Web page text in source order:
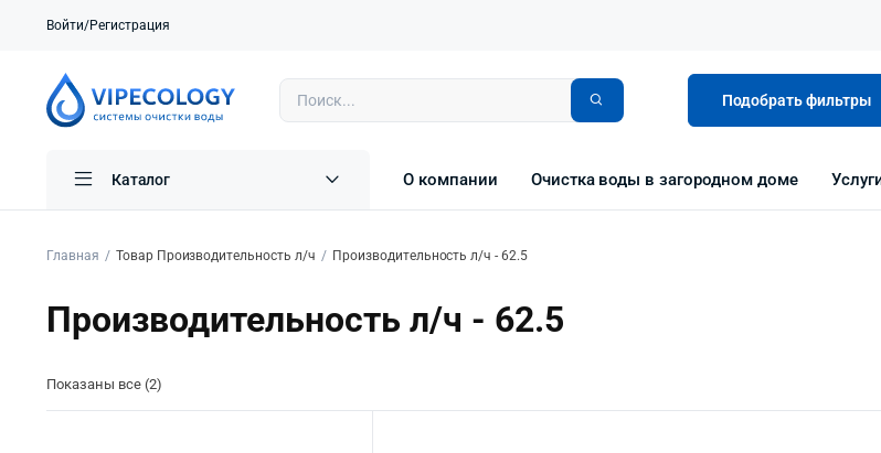
Войти/Регистрация
Подобрать фильтры
Каталог О компании Очистка воды в загородном доме
Главная Товар Производительность л/ч Производительность л/ч - 62.5
Производительность л/ч - 62.5
Показаны все (2)